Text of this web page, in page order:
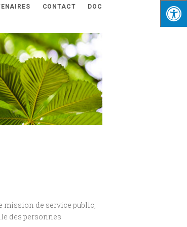
CONTACT DOC
mission de service public,
des personnes